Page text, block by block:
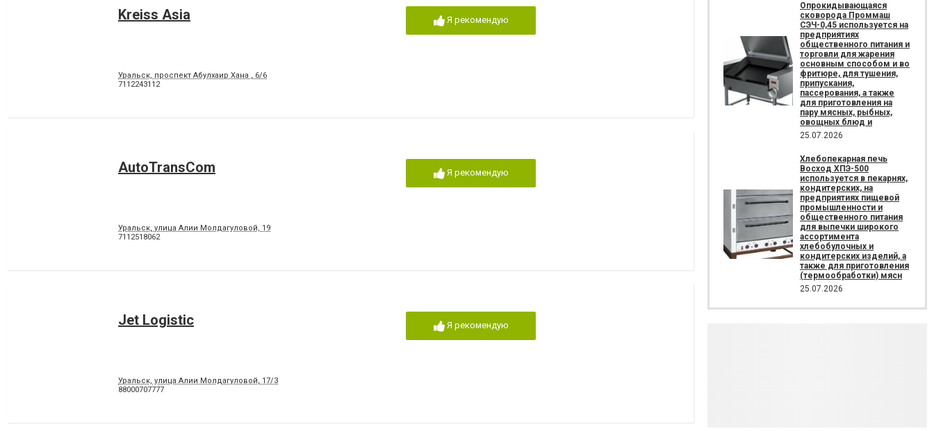
Kreiss Asia
Уральск, проспект Абулхаир Хана , 6/6
7112243112
Я рекомендую
AutoTransCom
Уральск, улица Алии Молдагуловой, 19
7112518062
Я рекомендую
Jet Logistic
Уральск, улица Алии Молдагуловой, 17/3
88000707777
Я рекомендую
Опрокидывающаяся
сковорода Проммаш
СЭЧ-0,45 используется на
предприятиях
общественного питания и
торговли для жарения
основным способом и во
фритюре, для тушения,
припускания,
пассерования, а также
для приготовления на
пару мясных, рыбных,
овощных блюд и
25.07.2026
Хлебопекарная печь
Восход ХПЭ-500
используется в пекарнях,
кондитерских, на
предприятиях пищевой
промышленности и
общественного питания
для выпечки широкого
ассортимента
хлебобулочных и
кондитерских изделий, а
также для приготовления
(термообработки) мясн
25.07.2026